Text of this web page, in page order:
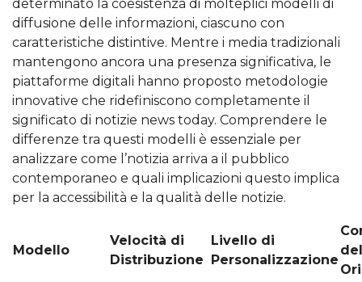
determinato la coesistenza di molteplici modelli di
diffusione delle informazioni, ciascuno con
caratteristiche distintive. Mentre i media tradizionali
mantengono ancora una presenza significativa, le
piattaforme digitali hanno proposto metodologie
innovative che ridefiniscono completamente il
significato di notizie news today. Comprendere le
differenze tra questi modelli è essenziale per
analizzare come l’notizia arriva a il pubblico
contemporaneo e quali implicazioni questo implica
per la accessibilità e la qualità delle notizie.
Modello
Velocità di
Distribuzione
Livello di
Personalizzazione